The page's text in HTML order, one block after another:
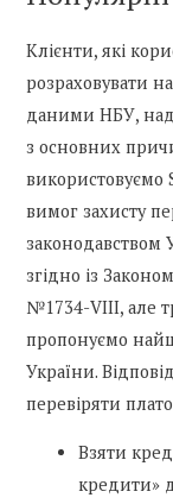
Клієнти, які
розраховувати
даними НБУ,
з основних
використовуємо
вимог захисту
законодавством
згідно із
№1734-VIII, але
пропонуємо
України.
перевіряти
Взяти
кредити»